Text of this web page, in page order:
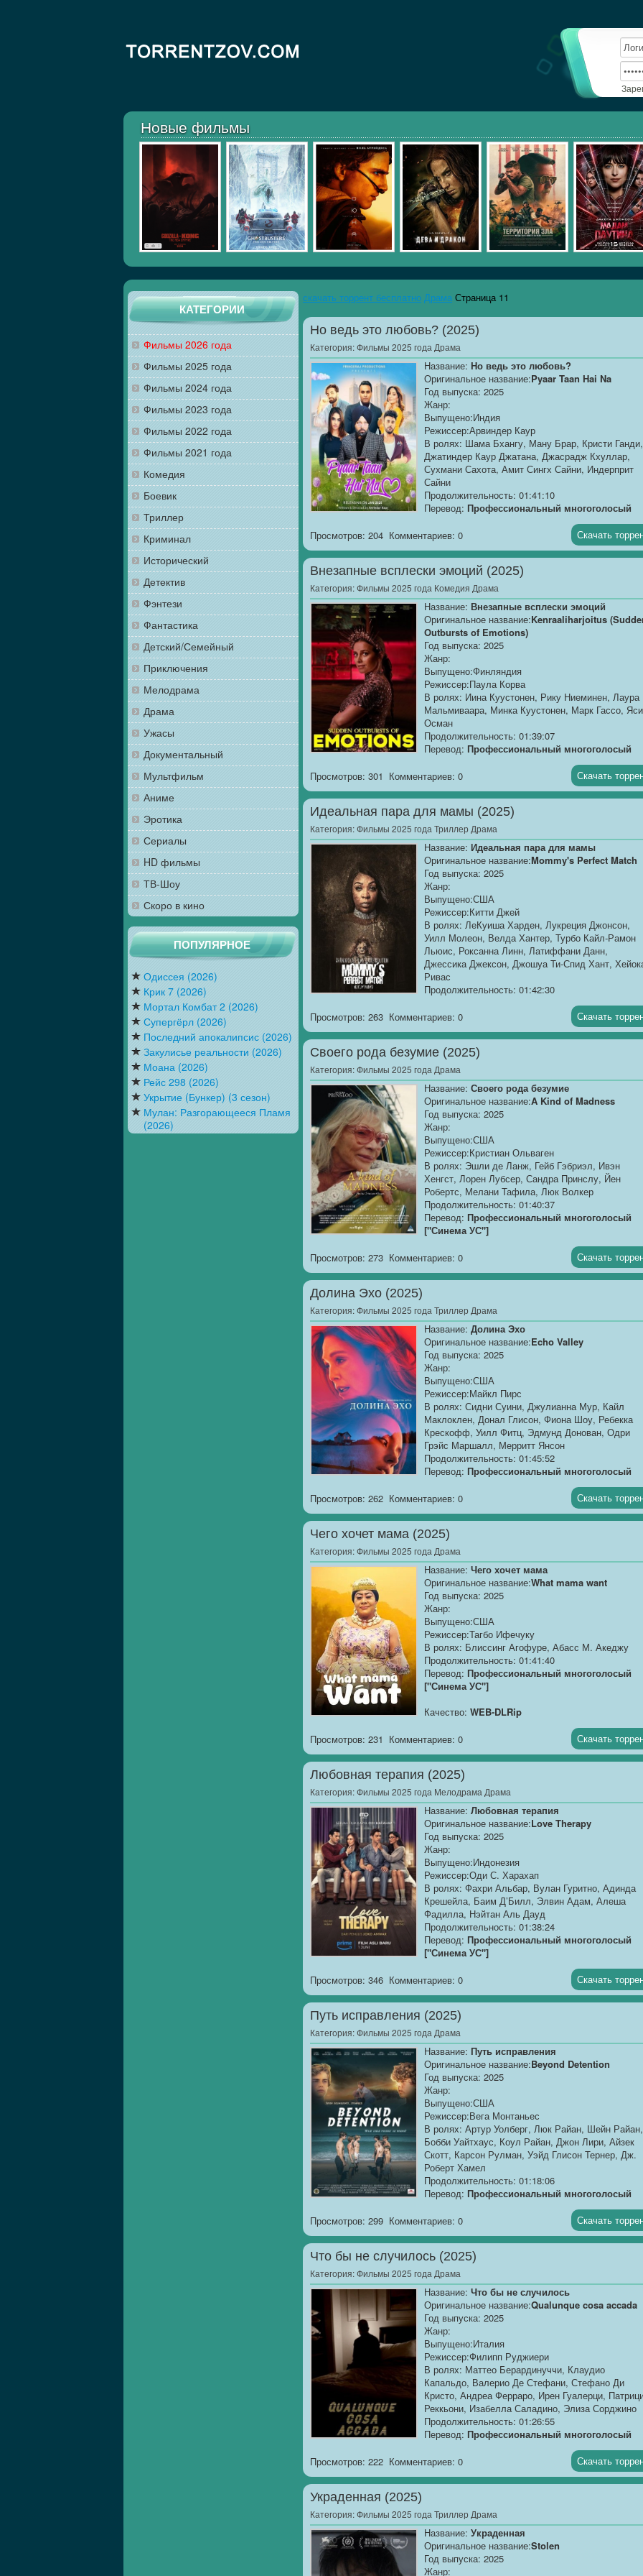
Новые фильмы
КАТЕГОРИИ
Фильмы 2026 года
Фильмы 2025 года
Фильмы 2024 года
Фильмы 2023 года
Фильмы 2022 года
Фильмы 2021 года
Комедия
Боевик
Триллер
Криминал
Исторический
Детектив
Фэнтези
Фантастика
Детский/Семейный
Приключения
Мелодрама
Драма
Ужасы
Документальный
Мультфильм
Аниме
Эротика
Сериалы
HD фильмы
ТВ-Шоу
Скоро в кино
ПОПУЛЯРНОЕ
Одиссея (2026)
Крик 7 (2026)
Мортал Комбат 2 (2026)
Супергёрл (2026)
Последний апокалипсис (2026)
Закулисье реальности (2026)
Моана (2026)
Рейс 298 (2026)
Укрытие (Бункер) (3 сезон)
Мулан: Разгорающееся Пламя
(2026)
скачать торрент бесплатно Драма Страница 11
Но ведь это любовь? (2025)
Категория:Фильмы 2025 года Драма
Название: Но ведь это любовь?
Оригинальное название:Pyaar Taan Hai Na
Год выпуска: 2025
Жанр:
Выпущено:Индия
Режиссер:Арвиндер Каур
В ролях: Шама Бхангу, Ману Брар, Кристи Ганди,
Джатиндер Каур Джатана, Джасрадж Кхуллар,
Сухмани Сахота, Амит Сингх Сайни, Индерприт
Сайни
Продолжительность: 01:41:10
Перевод: Профессиональный многоголосый
Размер:1.37 GB
Двое влюблённых, разлученных чужими
спустя...
Просмотров: 204 Комментариев: 0 Скачать
Внезапные всплески эмоций (2025)
Категория:Фильмы 2025 года Комедия Драма
Название: Внезапные всплески эмоций
Оригинальное название:Kenraaliharjoitus
Outbursts of Emotions)
Год выпуска: 2025
Жанр:
Выпущено:Финляндия
Режиссер:Паула Корва
В ролях: Иина Куустонен, Рику Ниеминен, Лаура
Мальмиваара, Минка Куустонен, Марк Гассо,
Осман
Продолжительность: 01:39:07
Перевод: Профессиональный многоголосый
Размер:1.37 GB
Джейн живет обычной жизнью, работая в
туристическом агентстве,...
Просмотров: 301 Комментариев: 0 Скачать
Идеальная пара для мамы (2025)
Категория:Фильмы 2025 года Триллер Драма
Название: Идеальная пара для мамы
Оригинальное название:Mommy's Perfect Match
Год выпуска: 2025
Жанр:
Выпущено:США
Режиссер:Китти Джей
В ролях: ЛеКуиша Харден, Лукреция Джонсон,
Уилл Молеон, Велда Хантер, Турбо Кайл-Рамон
Льюис, Роксанна Линн, Латиффани Данн,
Джессика Джексон, Джошуа Ти-Спид Хант,
Ривас
Продолжительность: 01:42:30
Профессиональный многоголосый
["Синема УС"]
Качество:WEB-DLRip
Размер:1.37 GB
Психологический...
Просмотров: 263 Комментариев: 0 Скачать
Своего рода безумие (2025)
Категория:Фильмы 2025 года Драма
Название: Своего рода безумие
Оригинальное название:A Kind of Madness
Год выпуска: 2025
Жанр:
Выпущено:США
Режиссер:Кристиан Ольваген
В ролях: Эшли де Ланж, Гейб Гэбриэл, Ивэн
Хенгст, Лорен Лубсер, Сандра Принслу, Йен
Робертс, Мелани Тафила, Люк Волкер
Продолжительность: 01:40:37
Перевод: Профессиональный многоголосый
["Синема УС"]
Качество:
страдающую слабоумием, из дома престарелых...
Просмотров: 273 Комментариев: 0 Скачать
Долина Эхо (2025)
Категория:Фильмы 2025 года Триллер Драма
Название: Долина Эхо
Оригинальное название:Echo Valley
Год выпуска: 2025
Жанр:
Выпущено:США
Режиссер:Майкл Пирс
В ролях: Сидни Суини, Джулианна Мур, Кайл
Маклоклен, Донал Глисон, Фиона Шоу, Ребекка
Крескофф, Уилл Фитц, Эдмунд Донован, Одри
Грэйс Маршалл, Мерритт Янсон
Продолжительность: 01:45:52
Перевод: Профессиональный многоголосый
Размер:1.37 GB
Кейт — мать, пытающаяся примириться со своей
проблемной дочерью Клэр, и ситуация
еще более опасной, когда Клэр появляется на
пороге дома Кейт в истерике и вся в чужой крови.
По мере того, как Кейт собирает воедино
шокирующую правду о случившемся, она узнает,
как далеко может зайти мать, чтобы спасти своего
ребенка, в этой захватывающей истории о любви,
самопожертвовании и выживании.
Просмотров: 262 Комментариев: 0 Скачать
Чего хочет мама (2025)
Категория:Фильмы 2025 года Драма
Название: Чего хочет мама
Оригинальное название:What mama want
Год выпуска: 2025
Жанр:
Выпущено:США
Режиссер:Тагбо Ифечуку
В ролях: Блиссинг Агофуре, Абасс М. Акеджу
Продолжительность: 01:41:40
Перевод: Профессиональный многоголосый
["Синема УС"]
Качество: WEB-DLRip
Патрик женился на Бенис, сотруднице своей
матери, потому что так хотела его мама. Но сам
любил другую женщину. После смерти матери
Патрик выгнал Бернис из дома, даже не
подозревая, что она носит его ребёнка. Тем
временем та, кого он считал своей настоящей
любовью, оказалась проституткой.
Просмотров: 231 Комментариев: 0 Скачать
Любовная терапия (2025)
Категория:Фильмы 2025 года Мелодрама Драма
Название: Любовная терапия
Оригинальное название:Love Therapy
Год выпуска: 2025
Жанр:
Выпущено:Индонезия
Режиссер:Оди С. Харахап
В ролях: Фахри Альбар, Вулан Гуритно, Адинда
Крешейла, Баим Д’Билл, Элвин Адам, Алеша
Фадилла, Нэйтан Аль Дауд
Продолжительность: 01:38:24
Перевод: Профессиональный многоголосый
["Синема УС"]
Качество:
После 17 лет брака Мартин и Дара перестали жить
интимной жизнью. Они решают пройти курс
сексуальной терапии, надеясь возродить свою
связь. Но вместо помощи клиника загоняет их в
ловушку, посылая актеров, чтобы заманить их в
гостиничные номера. Мартина и Дару спаивают,
ловят на «измене» и записывают на видео, а затем
шантажируют.
Просмотров: 346 Комментариев: 0 Скачать
Путь исправления (2025)
Категория:Фильмы 2025 года Драма
Название: Путь исправления
Оригинальное название:Beyond Detention
Год выпуска: 2025
Жанр:
Выпущено:США
Режиссер:Вега Монтаньес
В ролях: Артур Уолберг, Люк Райан, Шейн Райан,
Бобби Уайтхаус, Коул Райан, Джон Лири, Айзек
Скотт, Карсон Рулман, Уэйд Глисон Тернер, Дж.
Роберт Хамел
Продолжительность: 01:18:06
Перевод: Профессиональный многоголосый
Размер:1.37 GB
Группа трудных подростков отправляется на
перевоспитательный...
Просмотров: 299 Комментариев: 0 Скачать
Что бы не случилось (2025)
Категория:Фильмы 2025 года Драма
Название: Что бы не случилось
Оригинальное название:Qualunque cosa accada
Год выпуска: 2025
Жанр:
Выпущено:Италия
Режиссер:Филипп Руджиери
В ролях: Маттео Берардинуччи, Клаудио
Капальдо, Валерио Де Стефани, Стефано Ди
Кристо, Андреа Ферраро, Ирен Гуалерци,
Реккьони, Изабелла Саладино, Элиза Сорджино
Продолжительность: 01:26:55
Перевод: Профессиональный многоголосый
Размер:1.37 GB
Отец отправляет...
Просмотров: 222 Комментариев: 0 Скачать
Украденная (2025)
Категория:Фильмы 2025 года Триллер Драма
Название: Украденная
Оригинальное название:Stolen
Год выпуска: 2025
Жанр: